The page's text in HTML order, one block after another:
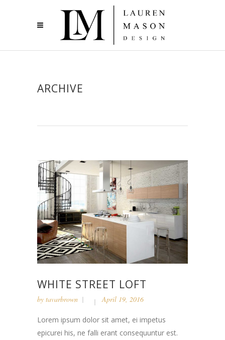
ARCHIVE
WHITE STREET LOFT
by tavarbrown April 19, 2016
Lorem ipsum dolor sit amet, ei impetus
epicurei his, ne falli erant consequuntur est.